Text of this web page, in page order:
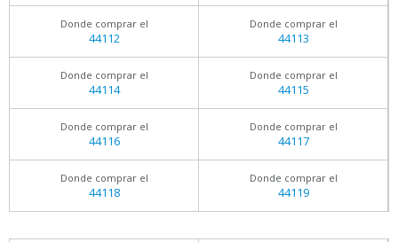
Donde comprar el
44112
Donde comprar el
44113
Donde comprar el
44114
Donde comprar el
44115
Donde comprar el
44116
Donde comprar el
44117
Donde comprar el
44118
Donde comprar el
44119